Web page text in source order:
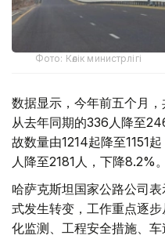
Фото: Көлік министрлігі
数据显示，今年前五个月
从去年同期的336人降至
故数量由1214起降至1151
人降至2181人，下降8.2%。
哈萨克斯坦国家公路公司
式发生转变，工作重点逐
化监测、工程安全措施、